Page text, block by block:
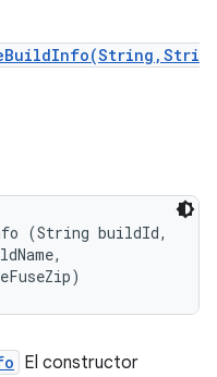
(String buildId,
El constructor